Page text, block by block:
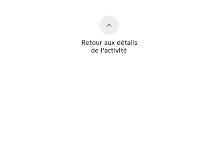
Retour aux détails
de l'activité